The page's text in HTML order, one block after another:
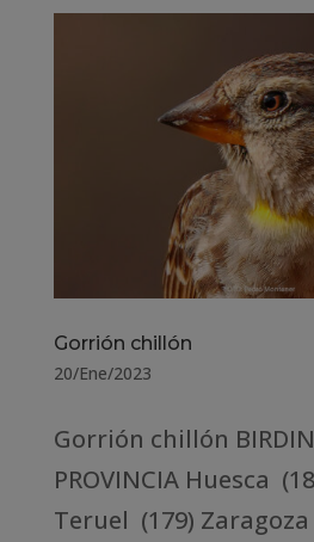
Gorrión chillón
20/Ene/2023
Gorrión chillón
PROVINCIA Huesca
Teruel (179)